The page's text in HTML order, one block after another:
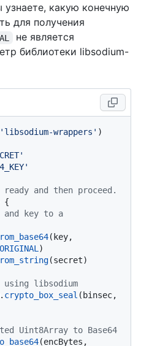
узнаете, какую конечную
для получения
не является
библиотеки libsodium-
'libsodium-wrappers' )
and then proceed.
{
key to a
(key,
ORIGINAL)
(secret)
libsodium
crypto_box_seal (binsec,
Uint8Array to Base64
(encBytes,